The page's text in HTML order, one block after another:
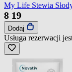
My Life Stewia
8 19
Dodaj
Usługa rezerwacji